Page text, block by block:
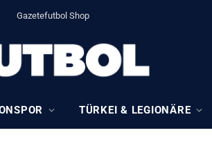
Gazetefutbol Shop
TÜRKEI & LEGIONÄRE